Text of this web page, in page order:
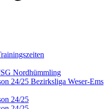
Nordhümmling
24/25 Bezirksliga Weser-Ems
24/25